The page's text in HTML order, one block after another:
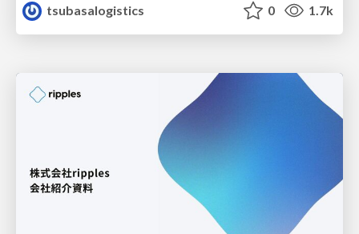
tsubasalogistics
0 1.7k